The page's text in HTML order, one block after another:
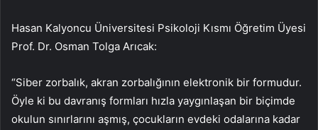
Hasan Kalyoncu Üniversitesi Psikoloji Kısmı Öğretim Üyesi
Prof. Dr. Osman Tolga Arıcak:
“Siber zorbalık, akran zorbalığının elektronik bir formudur.
Öyle ki bu davranış formları hızla yaygınlaşan bir biçimde
okulun sınırlarını aşmış, çocukların evdeki odalarına kadar